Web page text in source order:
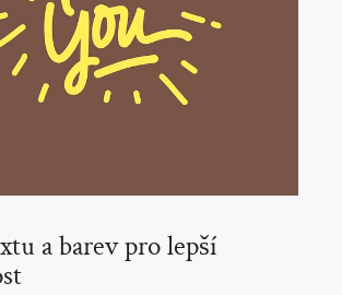
a barev pro lepší